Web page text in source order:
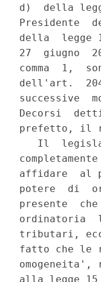
d)  della
Presidente
della  legge
27  giugno
comma  1,
dell'art.
successive
Decorsi
prefetto, il
Il
affidare  al
potere  di
presente
ordinatoria
tributari,
fatto che le
alla legge 15